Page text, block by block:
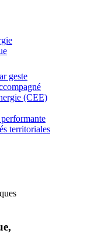
geste
(CEE)
territoriales